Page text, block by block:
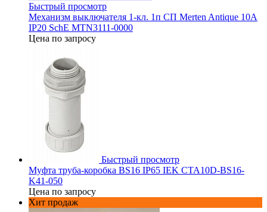
Быстрый просмотр
Механизм выключателя 1-кл. 1п СП Merten Antique 10А
IP20 SchE MTN3111-0000
Цена по запросу
Быстрый просмотр
Муфта труба-коробка BS16 IP65 IEK CTA10D-BS16-
K41-050
Цена по запросу
Хит продаж